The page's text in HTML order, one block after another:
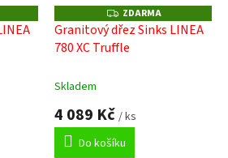
Z
D
A
R
ZDARMA
Granitový dřez Sinks LINEA
780 XC Truffle
Skladem
4 089 Kč / ks
Do košíku